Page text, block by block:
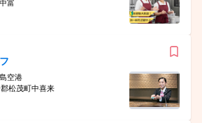
富
空港
松茂町中喜来